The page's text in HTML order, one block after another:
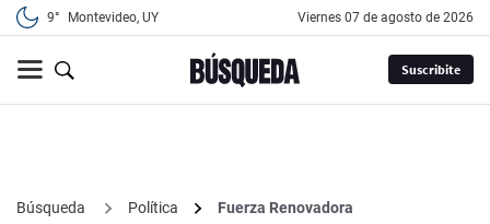
9° Montevideo, UY viernes 07 de agosto de 2026
Suscribite
Búsqueda Política
Fuerza Renovadora